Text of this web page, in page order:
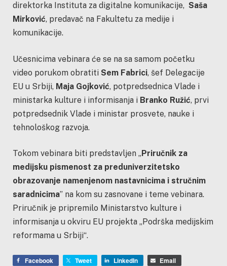
direktorka Instituta za digitalne komunikacije, Saša
Mirković, predavač na Fakultetu za medije i
komunikacije.
Učesnicima vebinara će se na sa samom početku
video porukom obratiti Sem Fabrici, šef Delegacije
EU u Srbiji, Maja Gojković, potpredsednica Vlade i
ministarka kulture i informisanja i Branko Ružić, prvi
potpredsednik Vlade i ministar prosvete, nauke i
tehnološkog razvoja.
Tokom vebinara biti predstavljen „ Priručnik za
medijsku pismenost za preduniverzitetsko
obrazovanje namenjenom nastavnicima i stručnim
saradnicima” na kom su zasnovane i teme vebinara.
Priručnik je pripremilo Ministarstvo kulture i
informisanja u okviru EU projekta „Podrška medijskim
reformama u Srbiji“.
Facebook Tweet LinkedIn Email